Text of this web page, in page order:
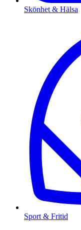
Skönhet & Hälsa
Sport & Fritid